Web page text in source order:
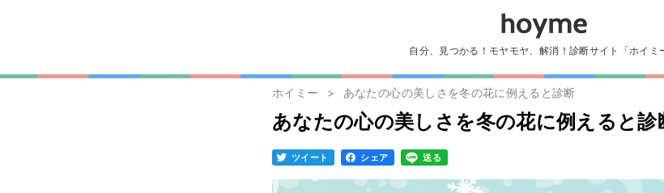
自分、見つかる！モヤモヤ、解消！診断サイト「ホイミ
ホイミー あなたの心の美しさを冬の花に例えると診断
あなたの心の美しさを冬の花に例えると診
ツイート シェア 送る